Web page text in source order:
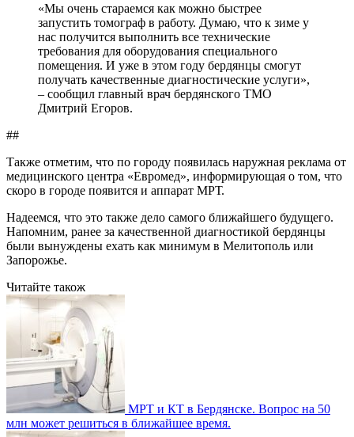
«Мы очень стараемся как можно быстрее
запустить томограф в работу. Думаю, что к зиме у
нас получится выполнить все технические
требования для оборудования специального
помещения. И уже в этом году бердянцы смогут
получать качественные диагностические услуги»,
– сообщил главный врач бердянского ТМО
Дмитрий Егоров.
##
Также отметим, что по городу появилась наружная реклама от
медицинского центра «Евромед», информирующая о том, что
скоро в городе появится и аппарат МРТ.
Надеемся, что это также дело самого ближайшего будущего.
Напомним, ранее за качественной диагностикой бердянцы
были вынуждены ехать как минимум в Мелитополь или
Запорожье.
Читайте також
МРТ и КТ в Бердянске. Вопрос на 50
млн может решиться в ближайшее время.